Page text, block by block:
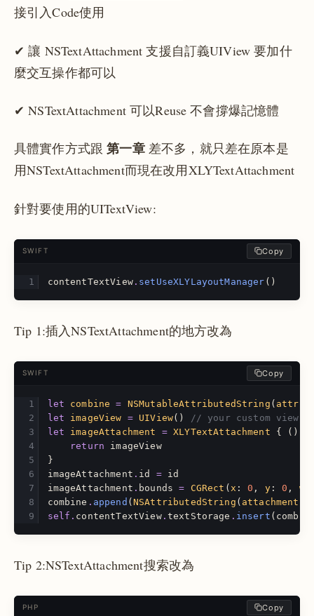
接引入Code使用
✔ 讓 NSTextAttachment 支援自訂義UIView 要加什
麼交互操作都可以
✔ NSTextAttachment 可以Reuse 不會撐爆記憶體
具體實作方式跟第一章差不多，就只差在原本是
用NSTextAttachment而現在改用XLYTextAttachment
針對要使用的UITextView:
SWIFT Copy
contentTextView. setUseXLYLayoutManager ()
Tip 1:插入NSTextAttachment的地方改為
SWIFT Copy
let combine = NSMutableAttributedString (
let
imageView = UIView()
// your custom view
let
imageAttachment = XLYTextAttachment { ()
return
imageView
}
imageAttachment . id =
id
imageAttachment . bounds = CGRect ( x : 0 , y: 0 ,
combine . append ( NSAttributedString ( attachment
self . contentTextView. textStorage . insert (
Tip 2:NSTextAttachment搜索改為
PHP Copy